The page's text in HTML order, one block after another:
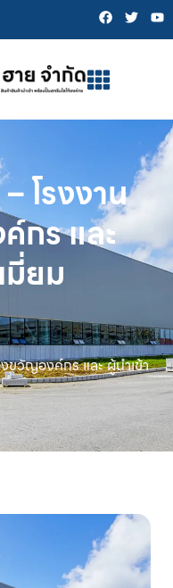
โรงงาน
กร และ
มี่ยม
วัญองค์กร และ ผู้นำเข้า